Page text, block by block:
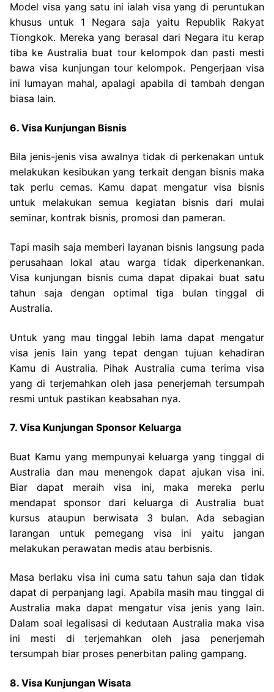
Model visa yang satu ini ialah visa yang di peruntukan
khusus untuk 1 Negara saja yaitu Republik Rakyat
Tiongkok. Mereka yang berasal dari Negara itu kerap
tiba ke Australia buat tour kelompok dan pasti mesti
bawa visa kunjungan tour kelompok. Pengerjaan visa
ini lumayan mahal, apalagi apabila di tambah dengan
biasa lain.
6. Visa Kunjungan Bisnis
Bila jenis-jenis visa awalnya tidak di perkenakan untuk
melakukan kesibukan yang terkait dengan bisnis maka
tak perlu cemas. Kamu dapat mengatur visa bisnis
untuk melakukan semua kegiatan bisnis dari mulai
seminar, kontrak bisnis, promosi dan pameran.
Tapi masih saja memberi layanan bisnis langsung pada
perusahaan lokal atau warga tidak diperkenankan.
Visa kunjungan bisnis cuma dapat dipakai buat satu
tahun saja dengan optimal tiga bulan tinggal di
Australia.
Untuk yang mau tinggal lebih lama dapat mengatur
visa jenis lain yang tepat dengan tujuan kehadiran
Kamu di Australia. Pihak Australia cuma terima visa
yang di terjemahkan oleh jasa penerjemah tersumpah
resmi untuk pastikan keabsahan nya.
7. Visa Kunjungan Sponsor Keluarga
Buat Kamu yang mempunyai keluarga yang tinggal di
Australia dan mau menengok dapat ajukan visa ini.
Biar dapat meraih visa ini, maka mereka perlu
mendapat sponsor dari keluarga di Australia buat
kursus ataupun berwisata 3 bulan. Ada sebagian
larangan untuk pemegang visa ini yaitu jangan
melakukan perawatan medis atau berbisnis.
Masa berlaku visa ini cuma satu tahun saja dan tidak
dapat di perpanjang lagi. Apabila masih mau tinggal di
Australia maka dapat mengatur visa jenis yang lain.
Dalam soal legalisasi di kedutaan Australia maka visa
ini mesti di terjemahkan oleh jasa penerjemah
tersumpah biar proses penerbitan paling gampang.
8. Visa Kunjungan Wisata